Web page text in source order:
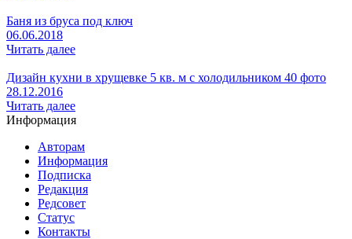
Баня из бруса под ключ
06.06.2018
Читать далее
Дизайн кухни в хрущевке 5 кв. м с холодильником 40 фото
28.12.2016
Читать далее
Информация
Авторам
Информация
Подписка
Редакция
Редсовет
Статус
Контакты